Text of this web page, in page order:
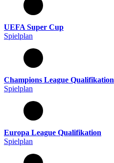
UEFA Super Cup
Spielplan
Champions League Qualifikation
Spielplan
Europa League Qualifikation
Spielplan